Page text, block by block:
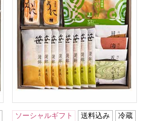
ソーシャルギフト 送料込み 冷蔵